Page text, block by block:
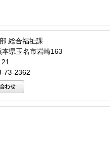
総合福祉課
県玉名市岩崎163
73-2362